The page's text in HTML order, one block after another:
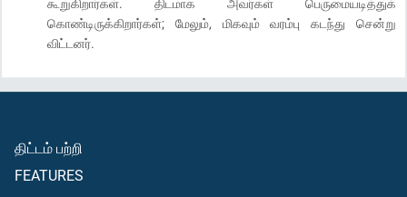
கொண்டிருக்கிறார்கள்; மேலும், மிகவும் வரம்பு கடந்து சென்று
விட்டனர்.
திட்டம் பற்றி
FEATURES